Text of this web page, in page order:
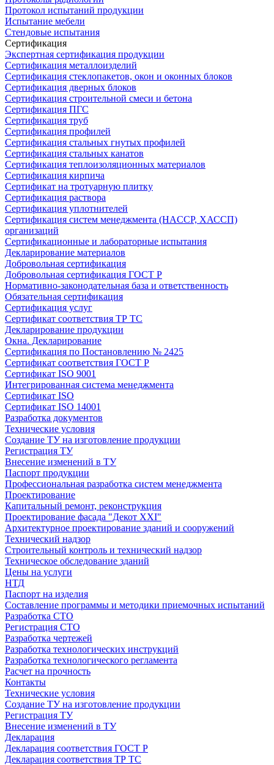
Протокол испытаний продукции
Испытание мебели
Стендовые испытания
Сертификация
Экспертная сертификация продукции
Сертификация металлоизделий
Сертификация стеклопакетов, окон и оконных блоков
Сертификация дверных блоков
Сертификация строительной смеси и бетона
Сертификация ПГС
Сертификация труб
Сертификация профилей
Сертификация стальных гнутых профилей
Сертификация стальных канатов
Сертификация теплоизоляционных материалов
Сертификация кирпича
Сертификат на тротуарную плитку
Сертификация раствора
Сертификация уплотнителей
Сертификация систем менеджмента (HACCP, ХАССП)
организаций
Сертификационные и лабораторные испытания
Декларирование материалов
Добровольная сертификация
Добровольная сертификация ГОСТ Р
Нормативно-законодательная база и ответственность
Обязательная сертификация
Сертификация услуг
Сертификат соответствия ТР ТС
Декларирование продукции
Окна. Декларирование
Сертификация по Постановлению № 2425
Сертификат соответствия ГОСТ Р
Сертификат ISO 9001
Интегрированная система менеджмента
Сертификат ISO
Сертификат ISO 14001
Разработка документов
Технические условия
Создание ТУ на изготовление продукции
Регистрация ТУ
Внесение изменений в ТУ
Паспорт продукции
Профессиональная разработка систем менеджмента
Проектирование
Капитальный ремонт, реконструкция
Проектирование фасада "Декот XXI"
Архитектурное проектирование зданий и сооружений
Технический надзор
Строительный контроль и технический надзор
Техническое обследование зданий
Цены на услуги
НТД
Паспорт на изделия
Составление программы и методики приемочных испытаний
Разработка СТО
Регистрация СТО
Разработка чертежей
Разработка технологических инструкций
Разработка технологического регламента
Расчет на прочность
Контакты
Технические условия
Создание ТУ на изготовление продукции
Регистрация ТУ
Внесение изменений в ТУ
Декларация
Декларация соответствия ГОСТ Р
Декларация соответствия ТР ТС